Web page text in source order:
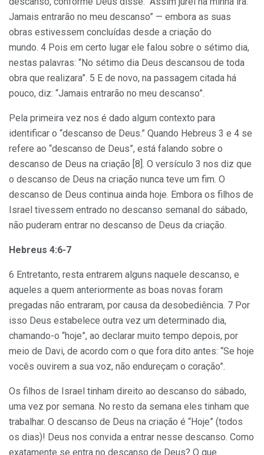
Jamais entrarão no meu descanso” — embora as suas
obras estivessem concluídas desde a criação do
mundo. 4 Pois em certo lugar ele falou sobre o sétimo dia,
nestas palavras: “No sétimo dia Deus descansou de toda
obra que realizara”. 5 E de novo, na passagem citada há
pouco, diz: “Jamais entrarão no meu descanso”.
Pela primeira vez nos é dado algum contexto para
identificar o “descanso de Deus.” Quando Hebreus 3 e 4 se
refere ao “descanso de Deus”, está falando sobre o
descanso de Deus na criação [8]. O versículo 3 nos diz que
o descanso de Deus na criação nunca teve um fim. O
descanso de Deus continua ainda hoje. Embora os filhos de
Israel tivessem entrado no descanso semanal do sábado,
não puderam entrar no descanso de Deus da criação.
Hebreus 4:6-7
6 Entretanto, resta entrarem alguns naquele descanso, e
aqueles a quem anteriormente as boas novas foram
pregadas não entraram, por causa da desobediência. 7 Por
isso Deus estabelece outra vez um determinado dia,
chamando-o “hoje”, ao declarar muito tempo depois, por
meio de Davi, de acordo com o que fora dito antes: “Se hoje
vocês ouvirem a sua voz, não endureçam o coração”.
Os filhos de Israel tinham direito ao descanso do sábado,
uma vez por semana. No resto da semana eles tinham que
trabalhar. O descanso de Deus na criação é “Hoje” (todos
os dias)! Deus nos convida a entrar nesse descanso. Como
exatamente se entra no descanso de Deus? O que